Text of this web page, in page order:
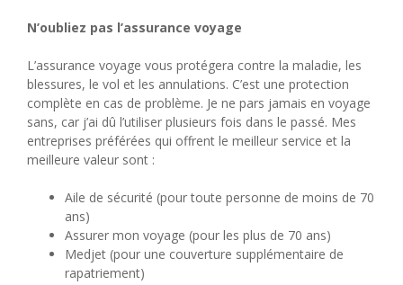
N’oubliez pas l’assurance voyage
L’assurance voyage vous protégera contre la maladie, les
blessures, le vol et les annulations. C’est une protection
complète en cas de problème. Je ne pars jamais en voyage
sans, car j’ai dû l’utiliser plusieurs fois dans le passé. Mes
entreprises préférées qui offrent le meilleur service et la
meilleure valeur sont :
Aile de sécurité (pour toute personne de moins de 70
ans)
Assurer mon voyage (pour les plus de 70 ans)
Medjet (pour une couverture supplémentaire de
rapatriement)